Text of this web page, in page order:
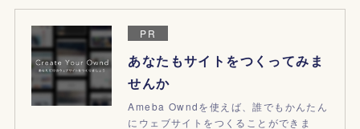
PR
あなたもサイトをつくってみま
せんか
Ameba Owndを使えば、誰でもかんたん
にウェブサイトをつくることができま